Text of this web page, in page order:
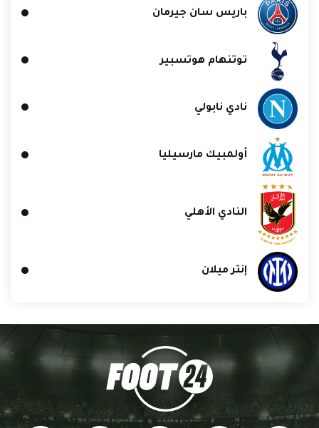
باريس سان جيرمان
توتنهام هوتسبير
نادي نابولي
أولمبيك مارسيليا
النادي الأهلي
إنتر ميلان